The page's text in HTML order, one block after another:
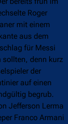
Roger
mit einem
aus dem
für Messi
sollten, denn kurz
der
auf einen
begrub.
Jefferson Lerma
Franco Armani